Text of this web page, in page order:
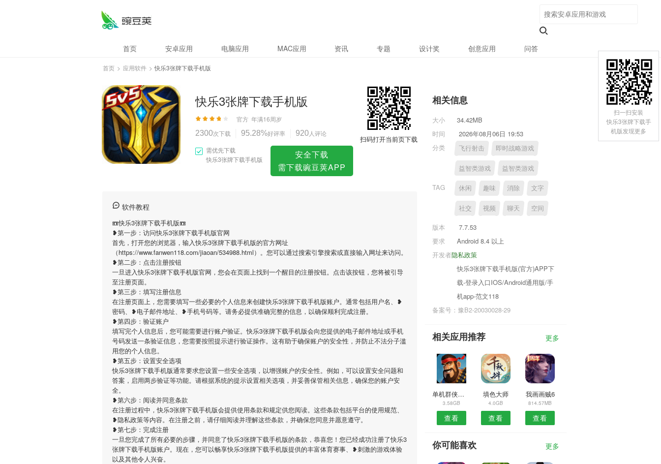
首页 安卓应用 电脑应用 MAC应用 资讯 专题 设计奖 创意应用 问答
首页 > 应用软件 > 快乐3张牌下载手机版
快乐3张牌下载手机版
官方 年满16周岁
2300次下载 95.28%好评率 920人评论
需优先下载
快乐3张牌下载手机版
安全下载
需下载豌豆荚APP
扫码打开当前页下载
软件教程
📼快乐3张牌下载手机版📼
❥第一步：访问快乐3张牌下载手机版官网
首先，打开您的浏览器，输入快乐3张牌下载手机版的官方网址
（https://www.fanwen118.com/jiaoan/534988.html）。您可以通过搜索引擎搜索或直接输入网址来访问。
❥第二步：点击注册按钮
一旦进入快乐3张牌下载手机版官网，您会在页面上找到一个醒目的注册按钮。点击该按钮，您将被引导
至注册页面。
❥第三步：填写注册信息
在注册页面上，您需要填写一些必要的个人信息来创建快乐3张牌下载手机版账户。通常包括用户名、❥
密码、❥电子邮件地址、❥手机号码等。请务必提供准确完整的信息，以确保顺利完成注册。
❥第四步：验证账户
填写完个人信息后，您可能需要进行账户验证。快乐3张牌下载手机版会向您提供的电子邮件地址或手机
号码发送一条验证信息，您需要按照提示进行验证操作。这有助于确保账户的安全性，并防止不法分子滥
用您的个人信息。
❥第五步：设置安全选项
快乐3张牌下载手机版通常要求您设置一些安全选项，以增强账户的安全性。例如，可以设置安全问题和
答案，启用两步验证等功能。请根据系统的提示设置相关选项，并妥善保管相关信息，确保您的账户安
全。
❥第六步：阅读并同意条款
在注册过程中，快乐3张牌下载手机版会提供使用条款和规定供您阅读。这些条款包括平台的使用规范、
❥隐私政策等内容。在注册之前，请仔细阅读并理解这些条款，并确保您同意并愿意遵守。
❥第七步：完成注册
一旦您完成了所有必要的步骤，并同意了快乐3张牌下载手机版的条款，恭喜您！您已经成功注册了快乐3
张牌下载手机版账户。现在，您可以畅享快乐3张牌下载手机版提供的丰富体育赛事、❥刺激的游戏体验
以及其他令人兴奋。
相关信息
大小
34.42MB
时间
2026年08月06日 19:53
分类
飞行射击 即时战略游戏
益智类游戏 益智类游戏
TAG 休闲 趣味 消除 文字
社交 视频 聊天 空间
版本
7.7.53
要求
Android 8.4 以上
隐私政策
开发者
快乐3张牌下载手机版(官方)APP下
载-登录入口IOS/Android通用版/手
机app-范文118
备案号：豫B2-20030028-29
相关应用推荐 更多
单机群侠传最新版
3.58GB
查看
填色大师
4.0GB
查看
我画画贼6
814.57MB
查看
你可能喜欢 更多
扫一扫安装
快乐3张牌下载手
机版发现更多